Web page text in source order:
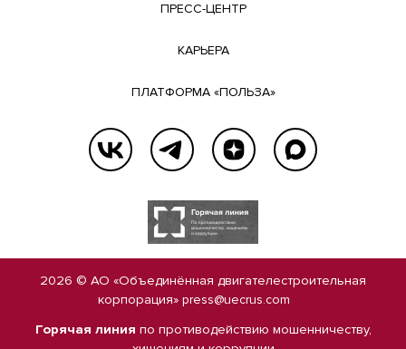
ПРЕСС-ЦЕНТР
КАРЬЕРА
ПЛАТФОРМА «ПОЛЬЗА»
2026 © АО «Объединённая двигателестроительная
корпорация» press@uecrus.com
Горячая линия по противодействию мошенничеству,